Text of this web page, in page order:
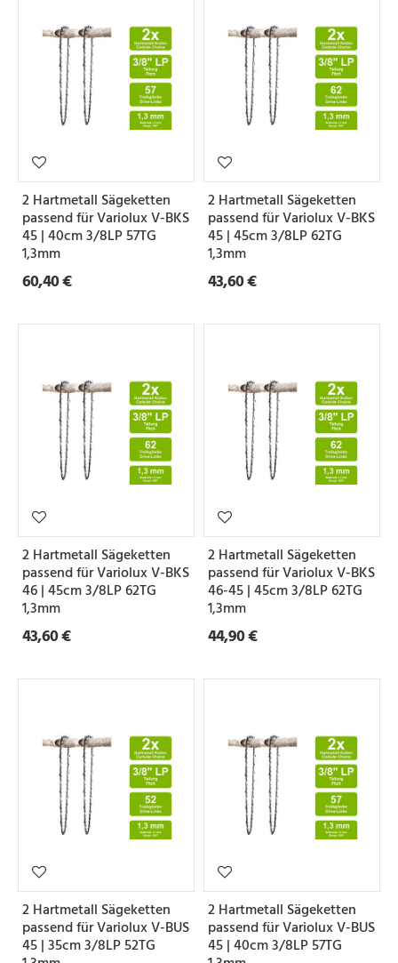
2 Hartmetall Sägeketten
passend für Variolux V-BKS
45 | 40cm 3/8LP 57TG
1,3mm
60,40 €
2 Hartmetall Sägeketten
passend für Variolux V-BKS
45 | 45cm 3/8LP 62TG
1,3mm
43,60 €
2 Hartmetall Sägeketten
passend für Variolux V-BKS
46 | 45cm 3/8LP 62TG
1,3mm
43,60 €
2 Hartmetall Sägeketten
passend für Variolux V-BKS
46-45 | 45cm 3/8LP 62TG
1,3mm
44,90 €
2 Hartmetall Sägeketten
passend für Variolux V-BUS
45 | 35cm 3/8LP 52TG
2 Hartmetall Sägeketten
passend für Variolux V-BUS
45 | 40cm 3/8LP 57TG